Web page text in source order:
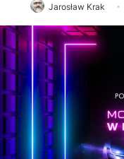
Jarosław Krak